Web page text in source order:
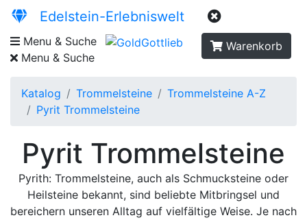
Edelstein-Erlebniswelt
Menu & Suche
Menu & Suche
Warenkorb
Katalog Trommelsteine
Trommelsteine A-Z
Pyrit Trommelsteine
Pyrit Trommelsteine
Pyrith: Trommelsteine, auch als Schmucksteine oder
Heilsteine bekannt, sind beliebte Mitbringsel und
bereichern unseren Alltag auf vielfältige Weise. Je nach